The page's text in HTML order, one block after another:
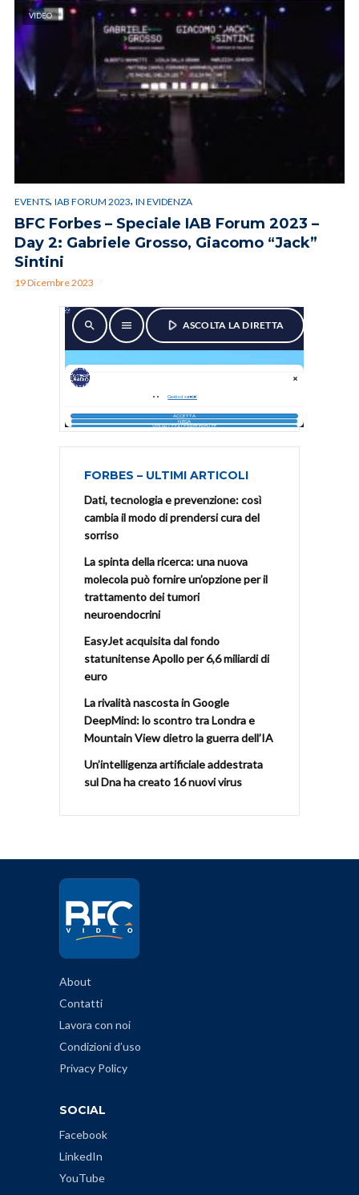
VIDEO
EVENTS, IAB FORUM 2023, IN EVIDENZA
BFC Forbes – Speciale IAB Forum 2023 –
Day 2: Gabriele Grosso, Giacomo “Jack”
Sintini
19 Dicembre 2023
FORBES – ULTIMI ARTICOLI
Dati, tecnologia e prevenzione: così
cambia il modo di prendersi cura del
sorriso
La spinta della ricerca: una nuova
molecola può fornire un’opzione per il
trattamento dei tumori
neuroendocrini
EasyJet acquisita dal fondo
statunitense Apollo per 6,6 miliardi di
euro
La rivalità nascosta in Google
DeepMind: lo scontro tra Londra e
Mountain View dietro la guerra dell’IA
Un’intelligenza artificiale addestrata
sul Dna ha creato 16 nuovi virus
About
Contatti
Lavora con noi
Condizioni d’uso
Privacy Policy
SOCIAL
Facebook
LinkedIn
YouTube